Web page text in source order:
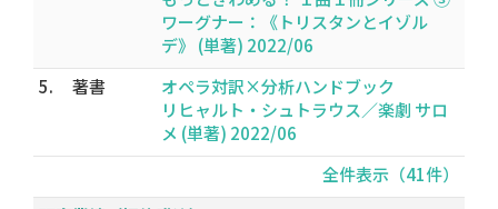
ワーグナー：《トリスタンとイゾル
デ》 (単著) 2022/06
5.
著書
オペラ対訳×分析ハンドブック
リヒャルト・シュトラウス／楽劇 サロ
メ (単著) 2022/06
全件表示（41件）